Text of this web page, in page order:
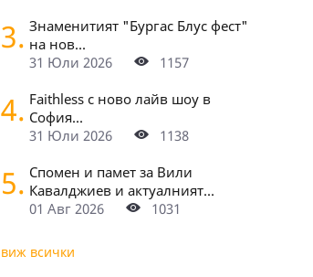
3. Знаменитият "Бургас Блус фест"
на нов...
31 Юли 2026
1157
4. Faithless с ново лайв шоу в
София...
31 Юли 2026
1138
5. Спомен и памет за Вили
Кавалджиев и актуалният...
01 Авг 2026
1031
виж всички